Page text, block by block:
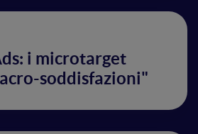
i microtarget
soddisfazioni"